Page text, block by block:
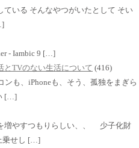
いる そんなやつがいたとして そい
- Iambic 9 […]
とTVのない生活について (416)
も、iPhoneも、そう、孤独をまぎら
[…]
増やすつもりらしい、、 少子化財
乗せし […]